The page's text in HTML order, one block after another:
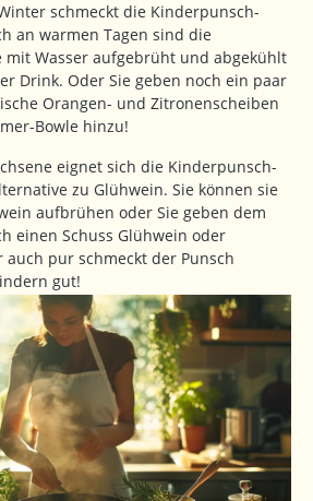
schmeckt die Kinderpunsch-
an warmen Tagen sind die
mit Wasser aufgebrüht und abgekühlt
Drink. Oder Sie geben noch ein paar
Orangen- und Zitronenscheiben
Bowle hinzu!
eignet sich die Kinderpunsch-
zu Glühwein. Sie können sie
aufbrühen oder Sie geben dem
einen Schuss Glühwein oder
pur schmeckt der Punsch
gut!